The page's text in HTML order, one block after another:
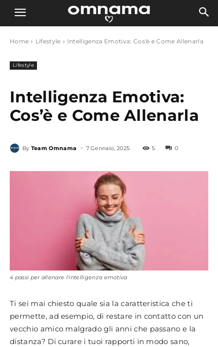
Home Lifestyle Intelligenza Emotiva: Cos'è e Come Allenarla
Lifestyle
Intelligenza Emotiva:
Cos’è e Come Allenarla
By Team Omnama - 7 Gennaio, 2025 5 0
4 passi per allenare l'intelligenza emotiva
Ti sei mai chiesto quale sia la caratteristica che ti
permette, ad esempio, di restare in contatto con un
vecchio amico malgrado gli anni che passano e la
distanza? Di curare i tuoi rapporti in modo sano,